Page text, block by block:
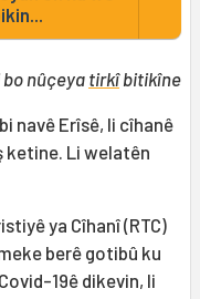
nûçeya tirkîbitikîne
navê Erîsê, li cîhanê
ketine. Li welatên
ya Cîhanî (RTC)
berê gotibû ku
19ê dikevin, li